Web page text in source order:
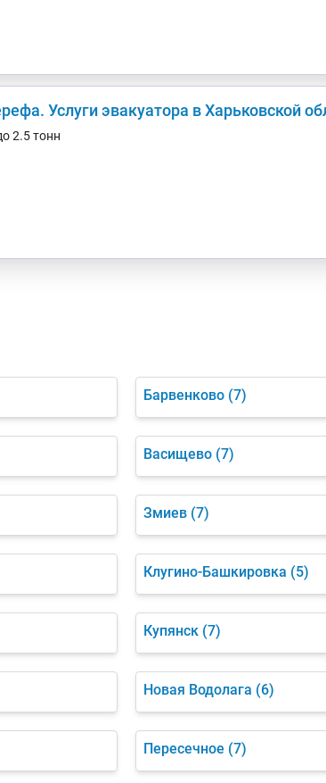
Услуги эвакуатора в Харьковской
2.5 тонн
Барвенково (7)
Васищево (7)
Змиев (7)
Клугино-Башкировка (5)
Купянск (7)
Новая Водолага (6)
Пересечное (7)